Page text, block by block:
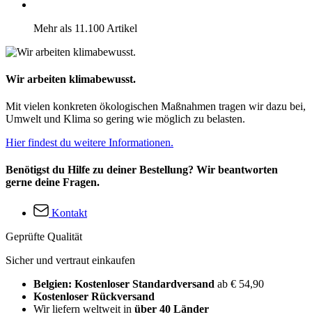
Mehr als 11.100 Artikel
Wir arbeiten klimabewusst.
Mit vielen konkreten ökologischen Maßnahmen tragen wir dazu bei,
Umwelt und Klima so gering wie möglich zu belasten.
Hier findest du weitere Informationen.
Benötigst du Hilfe zu deiner Bestellung? Wir beantworten
gerne deine Fragen.
Kontakt
Geprüfte Qualität
Sicher und vertraut einkaufen
Belgien: Kostenloser Standardversand ab € 54,90
Kostenloser Rückversand
Wir liefern weltweit in über 40 Länder